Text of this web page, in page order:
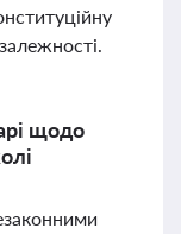
щодо